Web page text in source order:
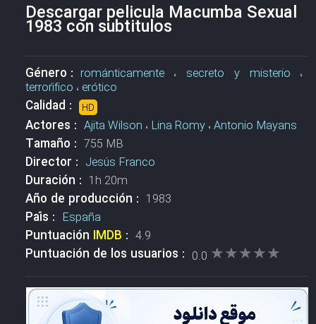
Descargar pelicula Macumba Sexual
1983 con subtitulos
Género : románticamente، secreto y misterio ،
terrorífico ، erótico
Calidad : HD
Actores : Ajita Wilson ، Lina Romy،Antonio Mayans
Tamaño : 755 MB
Director : Jesús Franco
Duración : 1h 20m
Año de producción : 1983
País : España
Puntuación IMDB : 4.9
Puntuación de los usuarios : 0.0 ★★★★★
★★★★★